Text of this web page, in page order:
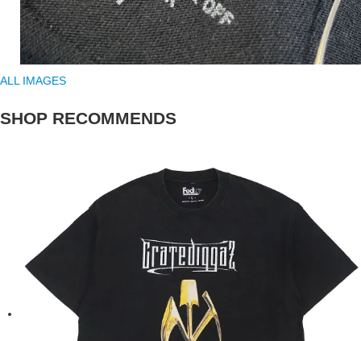
ALL IMAGES
SHOP RECOMMENDS